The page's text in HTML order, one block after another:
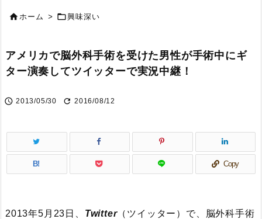

ホーム > 興味深い
アメリカで脳外科手術を受けた男性が手術中にギ
ター演奏してツイッターで実況中継！
 2013/05/30  2016/08/12
B! Copy
2013年5月23日、 Twitter（ツイッター）で、脳外科手術